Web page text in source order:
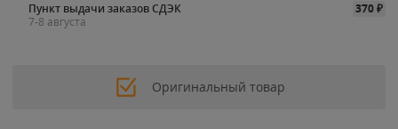
Пункт выдачи заказов СДЭК
370₽
7-8 августа
Оригинальный товар